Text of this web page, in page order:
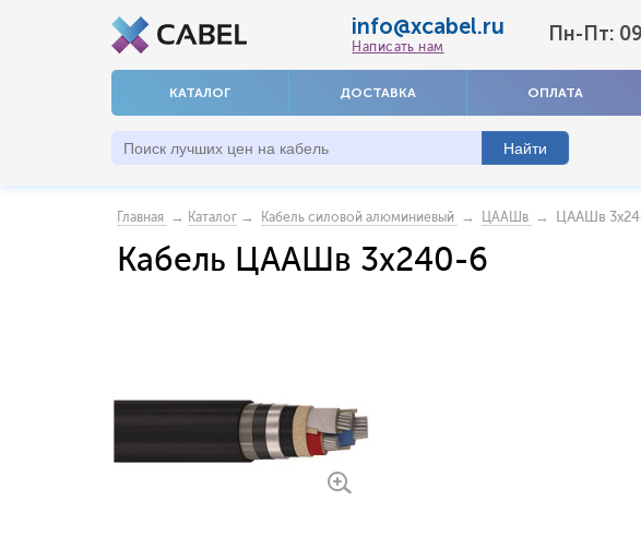
info@xcabel.ru
Написать нам
Пн-Пт:
КАТАЛОГ ДОСТАВКА ОПЛАТА
Главная → Каталог → Кабель силовой алюминиевый → ЦААШв → ЦААШв
Кабель ЦААШв 3х240-6